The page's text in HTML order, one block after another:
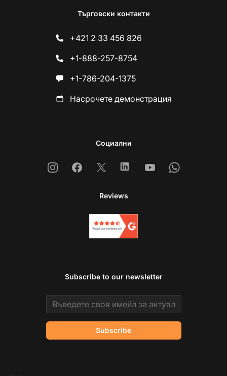
Търговски контакти
+421 2 33 456 826
+1-888-257-8754
+1-786-204-1375
Насрочете демонстрация
Социални
InstagramFacebook
X LinkedinYoutubeWhatsapp
Reviews
Subscribe to our newsletter
Email address
Subscribe